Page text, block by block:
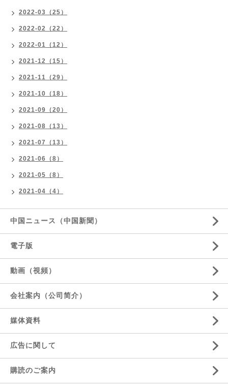
2022-03（25）
2022-02（22）
2022-01（12）
2021-12（15）
2021-11（29）
2021-10（18）
2021-09（20）
2021-08（13）
2021-07（13）
2021-06（8）
2021-05（8）
2021-04（4）
中国ニュース（中国新聞）
電子版
動画（視頻）
会社案内（公司简介）
媒体資料
広告に関して
購読のご案内